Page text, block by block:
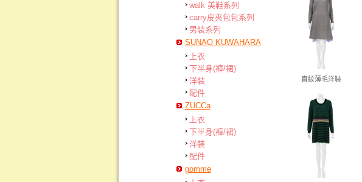
walk 美鞋系列
carry皮夾包包系列
男裝系列
SUNAO KUWAHARA
上衣
下半身(褲/裙)
洋裝
配件
ZUCCa
上衣
下半身(褲/裙)
洋裝
配件
gomme
直紋薄毛洋裝